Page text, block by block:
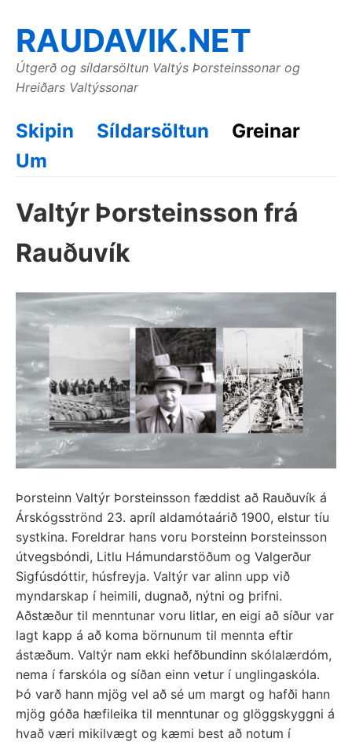
RAUDAVIK.NET
Útgerð og síldarsöltun Valtýs Þorsteinssonar og
Hreiðars Valtýssonar
Skipin Síldarsöltun
Greinar
Um
Valtýr Þorsteinsson frá
Rauðuvík
Þorsteinn Valtýr Þorsteinsson fæddist að Rauðuvík á
Árskógsströnd 23. apríl aldamótaárið 1900, elstur tíu
systkina. Foreldrar hans voru Þorsteinn Þorsteinsson
útvegsbóndi, Litlu Hámundarstöðum og Valgerður
Sigfúsdóttir, húsfreyja. Valtýr var alinn upp við
myndarskap í heimili, dugnað, nýtni og þrifni.
Aðstæður til menntunar voru litlar, en eigi að síður var
lagt kapp á að koma börnunum til mennta eftir
ástæðum. Valtýr nam ekki hefðbundinn skólalærdóm,
nema í farskóla og síðan einn vetur í unglingaskóla.
Þó varð hann mjög vel að sé um margt og hafði hann
mjög góða hæfileika til menntunar og glöggskyggni á
hvað væri mikilvægt og kæmi best að notum í